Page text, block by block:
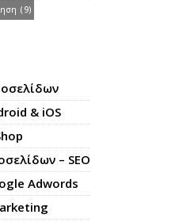
(9)
& iOS
– SEO
Adwords